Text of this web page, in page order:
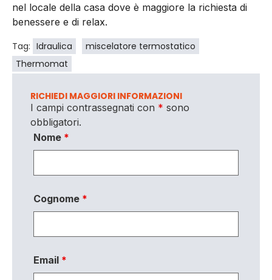
nel locale della casa dove è maggiore la richiesta di
benessere e di relax.
Tag: Idraulica
miscelatore termostatico
Thermomat
RICHIEDI MAGGIORI INFORMAZIONI
I campi contrassegnati con * sono
obbligatori.
Nome *
Cognome *
Email *